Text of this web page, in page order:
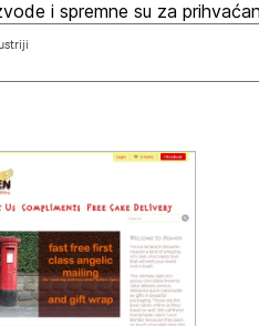
i spremne su za